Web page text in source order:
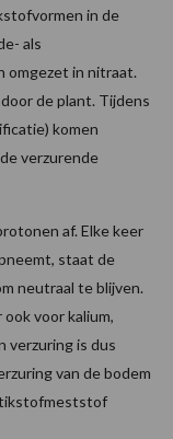
in de
als
omgezet in nitraat.
de plant. Tijdens
komen
verzurende
af. Elke keer
staat de
neutraal te blijven.
voor kalium,
verzuring is dus
van de bodem